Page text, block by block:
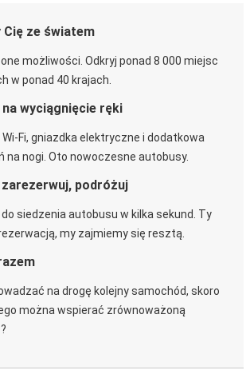
Cię ze światem
możliwości. Odkryj ponad 8 000 miejsc
w ponad 40 krajach.
wyciągnięcie ręki
Wi-Fi, gniazdka elektryczne i dodatkowa
na nogi. Oto nowoczesne autobusy.
zarezerwuj, podróżuj
do siedzenia autobusu w kilka sekund. Ty
my zajmiemy się resztą.
na drogę kolejny samochód, skoro
można wspierać zrównoważoną